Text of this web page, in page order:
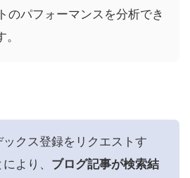
のパフォーマンスを分析でき
ックス登録をリクエストす
より、 ブログ記事が検索結